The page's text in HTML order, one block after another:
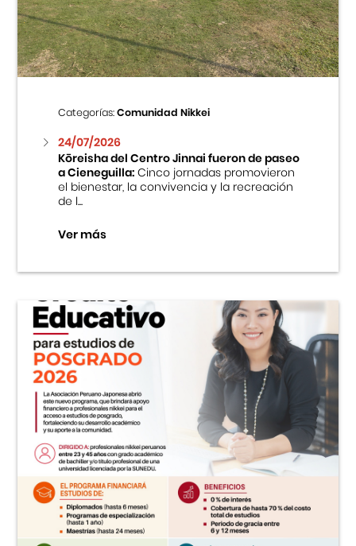
Centro Cultural Peruano Japonés
Cursos
Museo de la Inmigración Japonesa
Fondo Editorial
Teatro Peruano Japonés
Categorías:Comunidad Nikkei
24/07/2026
Kōreisha del Centro Jinnai fueron de paseo
a Cieneguilla:Cinco jornadas promovieron
el bienestar, la convivencia y la recreación
de l...
Ver más